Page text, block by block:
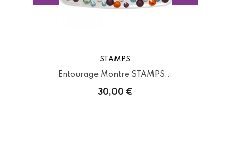
STAMPS
Entourage Montre STAMPS...
30,00 €